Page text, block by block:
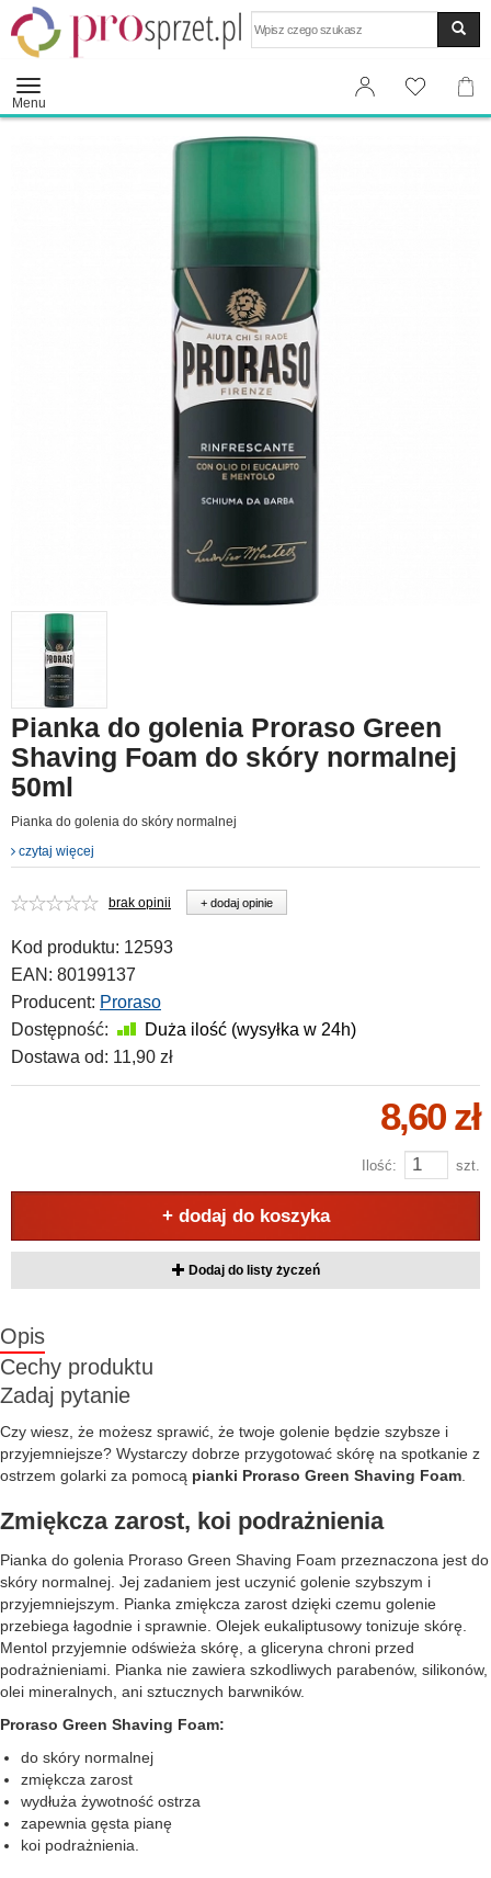
Menu
Pianka do golenia Proraso Green
Shaving Foam do skóry normalnej
50ml
Pianka do golenia do skóry normalnej
czytaj więcej
brak opinii + dodaj opinie
Kod produktu: 12593
EAN: 80199137
Producent: Proraso
Dostępność:
Duża ilość (wysyłka w 24h)
Dostawa od: 11,90 zł
8,60 zł
Ilość: szt.
+ dodaj do koszyka
Dodaj do listy życzeń
Opis
Cechy produktu
Zadaj pytanie
Czy wiesz, że możesz sprawić, że twoje golenie będzie szybsze i
przyjemniejsze? Wystarczy dobrze przygotować skórę na spotkanie z
ostrzem golarki za pomocą pianki Proraso Green Shaving Foam
Zmiękcza zarost, koi podrażnienia
Pianka do golenia Proraso Green Shaving Foam przeznaczona jest do
skóry normalnej. Jej zadaniem jest uczynić golenie szybszym i
przyjemniejszym. Pianka zmiękcza zarost dzięki czemu golenie
przebiega łagodnie i sprawnie. Olejek eukaliptusowy tonizuje skórę.
Mentol przyjemnie odświeża skórę, a gliceryna chroni przed
podrażnieniami. Pianka nie zawiera szkodliwych parabenów, silikonów,
olei mineralnych, ani sztucznych barwników.
Proraso Green Shaving Foam:
do skóry normalnej
zmiękcza zarost
wydłuża żywotność ostrza
zapewnia gęsta pianę
koi podrażnienia.